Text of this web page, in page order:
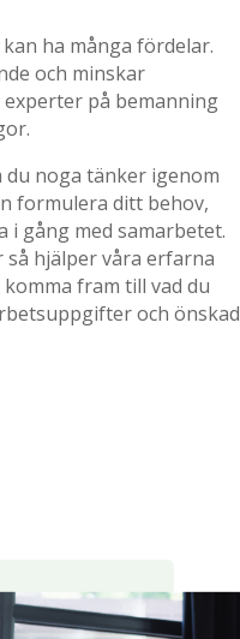
ha många fördelar.
och minskar
på bemanning
noga tänker igenom
formulera ditt behov,
i gång med samarbetet.
så hjälper våra erfarna
fram till vad du
och önskad